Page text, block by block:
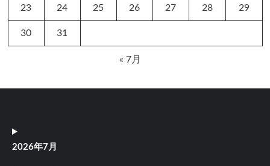
23 24 25 26 27 28 29
30 31
« 7月
2026年7月